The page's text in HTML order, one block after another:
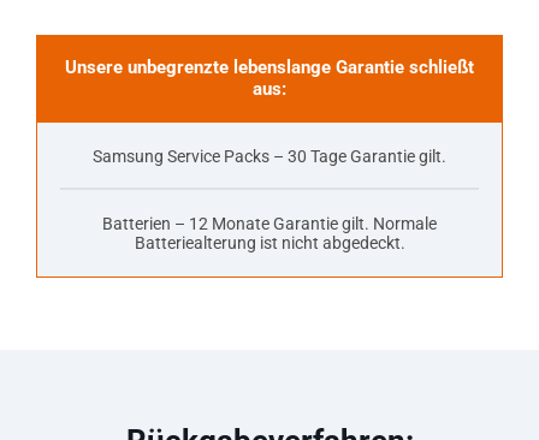
Unsere unbegrenzte lebenslange Garantie schließt
aus:
Samsung Service Packs – 30 Tage Garantie gilt.
Batterien – 12 Monate Garantie gilt. Normale
Batteriealterung ist nicht abgedeckt.